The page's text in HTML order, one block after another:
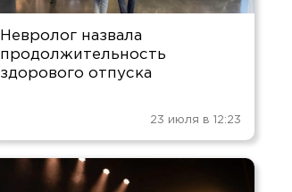
Невролог назвала
продолжительность
здорового отпуска
23 июля в 12:23